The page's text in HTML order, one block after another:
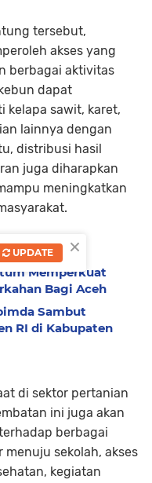
tersebut,
akses yang
berbagai aktivitas
dapat
kelapa sawit, karet,
lainnya dengan
distribusi hasil
juga diharapkan
meningkatkan
Memperkuat
Bagi Aceh
Sambut
RI di Kabupaten
di sektor pertanian
ini juga akan
berbagai
sekolah, akses
kegiatan
×
UPDATE